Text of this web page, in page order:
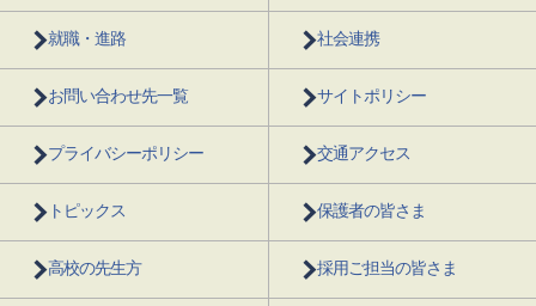
就職・進路 社会連携
お問い合わせ先一覧 サイトポリシー
プライバシーポリシー 交通アクセス
トピックス 保護者の皆さま
高校の先生方 採用ご担当の皆さま